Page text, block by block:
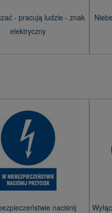
- pracują ludzie - znak
elektryczny
naciśnij